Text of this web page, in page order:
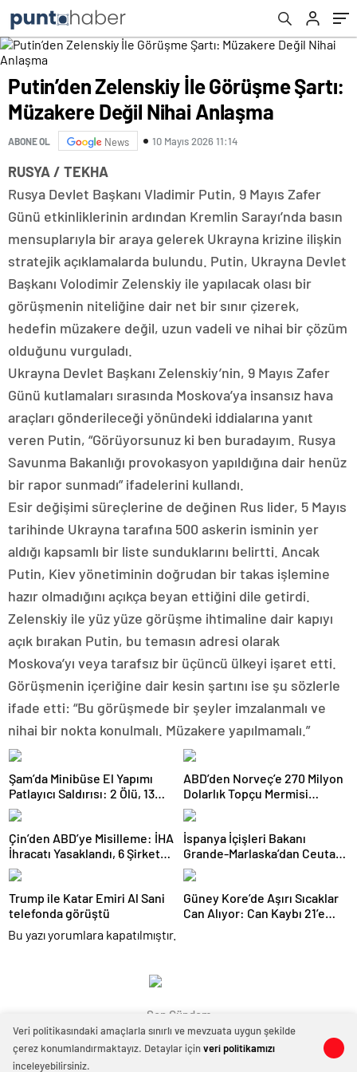
Putin’den Zelenskiy İle Görüşme Şartı:
Müzakere Değil Nihai Anlaşma
ABONE OL News 10 Mayıs 2026 11:14
0 0
RUSYA / TEKHA
Rusya Devlet Başkanı Vladimir Putin, 9 Mayıs Zafer
Günü etkinliklerinin ardından Kremlin Sarayı’nda basın
mensuplarıyla bir araya gelerek Ukrayna krizine ilişkin
stratejik açıklamalarda bulundu. Putin, Ukrayna Devlet
Başkanı Volodimir Zelenskiy ile yapılacak olası bir
görüşmenin niteliğine dair net bir sınır çizerek,
hedefin müzakere değil, uzun vadeli ve nihai bir çözüm
olduğunu vurguladı.
Ukrayna Devlet Başkanı Zelenskiy’nin, 9 Mayıs Zafer
Günü kutlamaları sırasında Moskova’ya insansız hava
araçları gönderileceği yönündeki iddialarına yanıt
veren Putin, “Görüyorsunuz ki ben buradayım. Rusya
Savunma Bakanlığı provokasyon yapıldığına dair henüz
bir rapor sunmadı” ifadelerini kullandı.
Esir değişimi süreçlerine de değinen Rus lider, 5 Mayıs
tarihinde Ukrayna tarafına 500 askerin isminin yer
aldığı kapsamlı bir liste sunduklarını belirtti. Ancak
Putin, Kiev yönetiminin doğrudan bir takas işlemine
hazır olmadığını açıkça beyan ettiğini dile getirdi.
Zelenskiy ile yüz yüze görüşme ihtimaline dair kapıyı
açık bırakan Putin, bu temasın adresi olarak
Moskova’yı veya tarafsız bir üçüncü ülkeyi işaret etti.
Görüşmenin içeriğine dair kesin şartını ise şu sözlerle
ifade etti: “Bu görüşmede bir şeyler imzalanmalı ve
nihai bir nokta konulmalı. Müzakere yapılmamalı.”
Şam’da Minibüse El Yapımı
Patlayıcı Saldırısı: 2 Ölü, 13
Yaralı
ABD’den Norveç’e 270 Milyon
Dolarlık Topçu Mermisi
Satışına Onay
Çin’den ABD’ye Misilleme: İHA
İhracatı Yasaklandı, 6 Şirket
Yaptırım Listesinde
İspanya İçişleri Bakanı
Grande-Marlaska’dan Ceuta
Açıklaması
Trump ile Katar Emiri Al Sani
telefonda görüştü
Güney Kore’de Aşırı Sıcaklar
Can Alıyor: Can Kaybı 21’e
Bu yazı yorumlara kapatılmıştır.
Son Gündem
Veri politikasındaki amaçlarla sınırlı ve mevzuata uygun şekilde
çerez konumlandırmaktayız. Detaylar içinveri politikamızı
inceleyebilirsiniz.